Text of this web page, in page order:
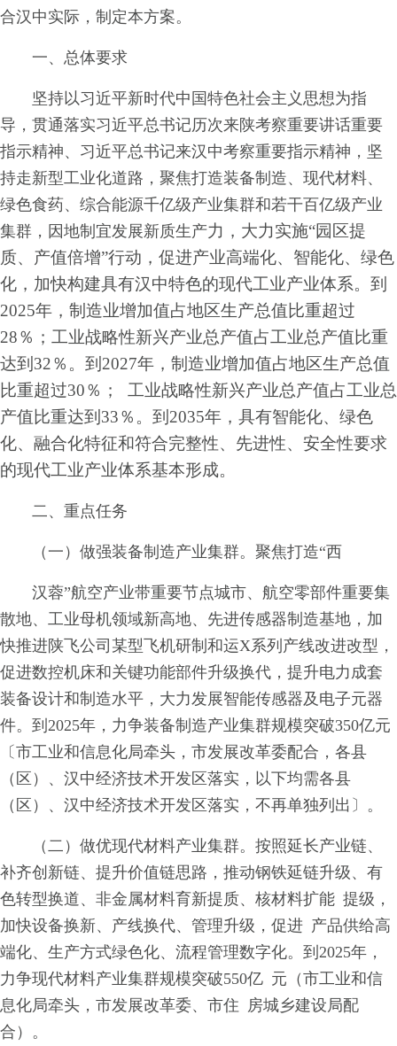
合汉中实际，制定本方案。
一、总体要求
坚持以习近平新时代中国特色社会主义思想为指
导，贯通落实习近平总书记历次来陕考察重要讲话重要
指示精神、习近平总书记来汉中考察重要指示精神，坚
持走新型工业化道路，聚焦打造装备制造、现代材料、
绿色食药、综合能源千亿级产业集群和若干百亿级产业
集群，因地制宜发展新质生产力，大力实施“园区提
质、产值倍增”行动，促进产业高端化、智能化、绿色
化，加快构建具有汉中特色的现代工业产业体系。到
2025年，制造业增加值占地区生产总值比重超过
28％；工业战略性新兴产业总产值占工业总产值比重
达到32％。到2027年，制造业增加值占地区生产总值
比重超过30％； 工业战略性新兴产业总产值占工业总
产值比重达到33％。到2035年，具有智能化、绿色
化、融合化特征和符合完整性、先进性、安全性要求
的现代工业产业体系基本形成。
二、重点任务
（一）做强装备制造产业集群。聚焦打造“西
汉蓉”航空产业带重要节点城市、航空零部件重要集
散地、工业母机领域新高地、先进传感器制造基地，加
快推进陕飞公司某型飞机研制和运X系列产线改进改型，
促进数控机床和关键功能部件升级换代，提升电力成套
装备设计和制造水平，大力发展智能传感器及电子元器
件。到2025年，力争装备制造产业集群规模突破350亿元
〔市工业和信息化局牵头，市发展改革委配合，各县
（区）、汉中经济技术开发区落实，以下均需各县
（区）、汉中经济技术开发区落实，不再单独列出〕。
（二）做优现代材料产业集群。按照延长产业链、
补齐创新链、提升价值链思路，推动钢铁延链升级、有
色转型换道、非金属材料育新提质、核材料扩能 提级，
加快设备换新、产线换代、管理升级，促进 产品供给高
端化、生产方式绿色化、流程管理数字化。到2025年，
力争现代材料产业集群规模突破550亿 元（市工业和信
息化局牵头，市发展改革委、市住 房城乡建设局配
合）。